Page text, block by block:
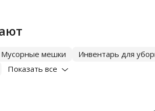
Мусорные мешки Инвентарь для
Показать все